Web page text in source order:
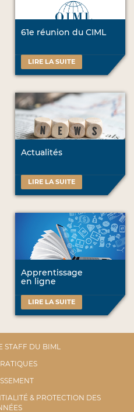
61e réunion du CIML
LIRE LA SUITE
Actualités
LIRE LA SUITE
Apprentissage
en ligne
LIRE LA SUITE
STAFF DU BIML
& PROTECTION DES